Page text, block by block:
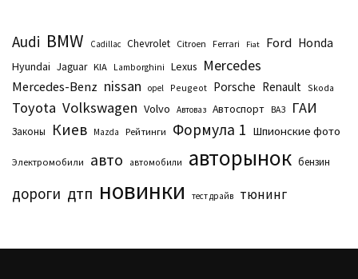
Audi BMW Cadillac Chevrolet Citroen Ferrari Fiat Ford Honda
Hyundai Jaguar KIA Lamborghini Lexus Mercedes
Mercedes-Benz nissan opel Peugeot Porsche Renault Skoda
Toyota Volkswagen Volvo Автоваз Автоспорт ВАЗ ГАИ
Законы Киев Маzda Рейтинги Формула 1 Шпионские фото
Электромобили авто автомобили авторынок бензин
дороги дтп новинки тест драйв тюнинг